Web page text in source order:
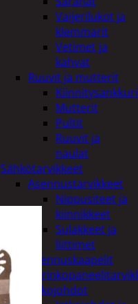
Vaijerilukot ja
klemmarit
Vetimet ja
kahvat
Ruuvit ja mutterit
Mutterit
Pultit
Ruuvit ja
naulat
Sähkötarvikkeet
Asennustarvikkeet
Nippusiteet ja
kiinnikkeet
Sulakkeet ja
liittimet
Asennuskaapelit
Jatkojohdot